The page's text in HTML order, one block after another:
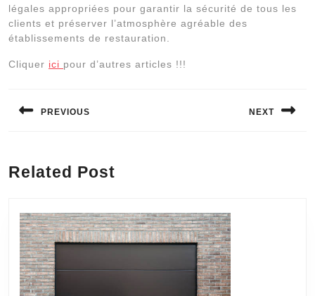
légales appropriées pour garantir la sécurité de tous les
clients et préserver l’atmosphère agréable des
établissements de restauration.
Cliquer ici pour d’autres articles !!!
de
PREVIOUS
post:
NEXT
Related Post